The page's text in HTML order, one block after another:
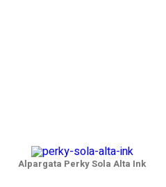
Alpargata Perky Sola Alta Ink